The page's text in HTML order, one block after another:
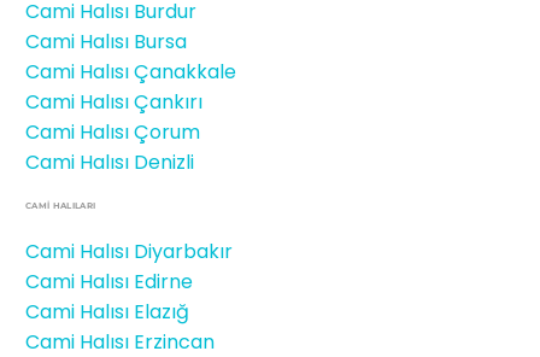
Cami Halısı Burdur
Cami Halısı Bursa
Cami Halısı Çanakkale
Cami Halısı Çankırı
Cami Halısı Çorum
Cami Halısı Denizli
CAMİ HALILARI
Cami Halısı Diyarbakır
Cami Halısı Edirne
Cami Halısı Elazığ
Cami Halısı Erzincan